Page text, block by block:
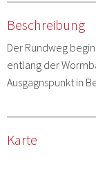
Beschreibung
Der Rundweg
entlang der
Ausgagnspunkt in
Karte